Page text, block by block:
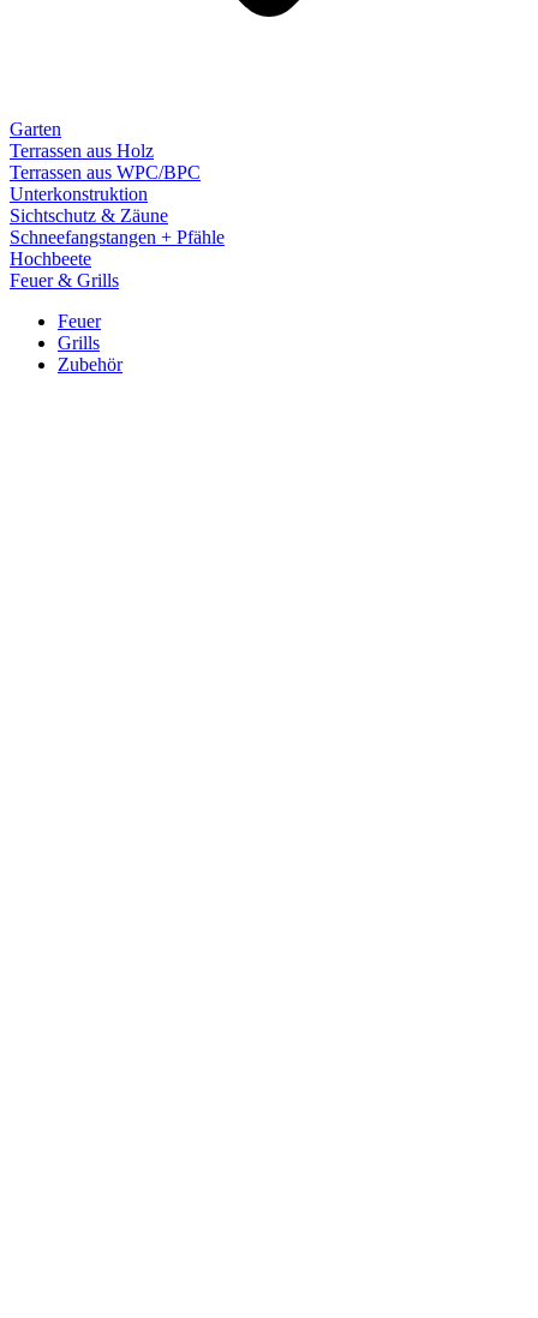
Garten
Terrassen aus Holz
Terrassen aus WPC/BPC
Unterkonstruktion
Sichtschutz & Zäune
Schneefangstangen + Pfähle
Hochbeete
Feuer & Grills
Feuer
Grills
Zubehör